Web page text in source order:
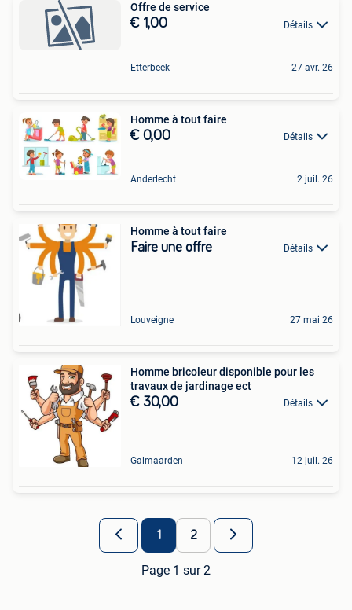
Offre de service
€ 1,00 Détails
Etterbeek 27 avr. 26
Homme à tout faire
€ 0,00 Détails
Anderlecht 2 juil. 26
Homme à tout faire
Faire une offre Détails
Louveigne 27 mai 26
Homme bricoleur disponible pour les
travaux de jardinage ect
€ 30,00 Détails
Galmaarden 12 juil. 26
1 2
Page 1 sur 2